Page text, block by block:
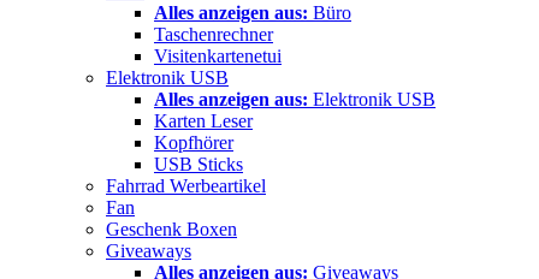
Alles anzeigen aus: Büro
Taschenrechner
Visitenkartenetui
Elektronik USB
Alles anzeigen aus: Elektronik USB
Karten Leser
Kopfhörer
USB Sticks
Fahrrad Werbeartikel
Fan
Geschenk Boxen
Giveaways
Alles anzeigen aus: Giveaways